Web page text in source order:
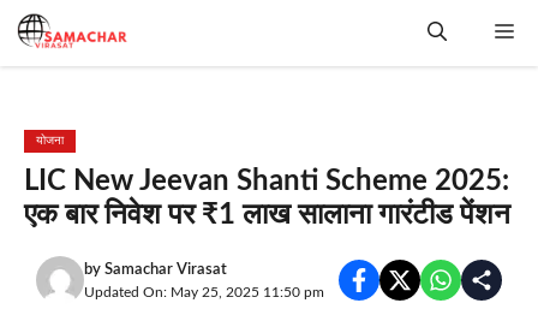
Skip
योजना
LIC New Jeevan Shanti Scheme 2025:
एक बार निवेश पर ₹1 लाख सालाना गारंटीड पेंशन
by Samachar Virasat
Updated On: May 25, 2025 11:50 pm